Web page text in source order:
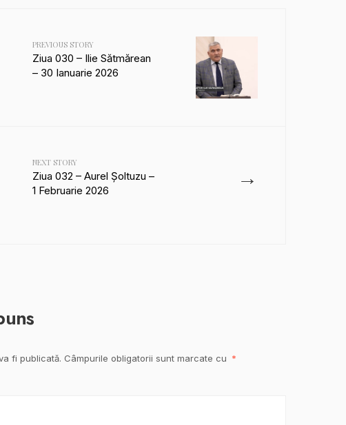
PREVIOUS STORY
Ziua 030 – Ilie Sătmărean
– 30 Ianuarie 2026
→
NEXT STORY
Ziua 032 – Aurel Șoltuzu –
1 Februarie 2026
fi publicată. Câmpurile obligatorii sunt marcate cu *